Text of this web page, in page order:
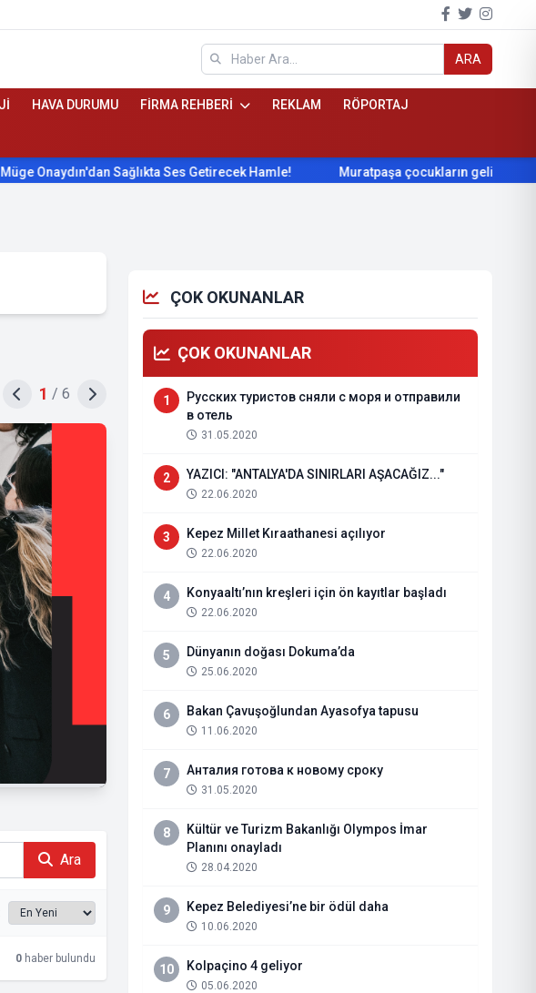
ARA
HAVA DURUMU FİRMA REHBERİ REKLAM RÖPORTAJ
Sağlıkta Ses Getirecek Hamle! Muratpaşa çocukların gelişimini
1 / 6
ARİF DEMİR KİMDİR?
Ara
0 haber bulundu
ÇOK OKUNANLAR
ÇOK OKUNANLAR
1
Русских туристов сняли с моря и отправили
в отель
31.05.2020
2 YAZICI: "ANTALYA'DA SINIRLARI AŞACAĞIZ..."
22.06.2020
3 Kepez Millet Kıraathanesi açılıyor
22.06.2020
4 Konyaaltı’nın kreşleri için ön kayıtlar başladı
22.06.2020
5 Dünyanın doğası Dokuma’da
25.06.2020
6 Bakan Çavuşoğlundan Ayasofya tapusu
11.06.2020
7 Анталия готова к новому сроку
31.05.2020
8
Kültür ve Turizm Bakanlığı Olympos İmar
Planını onayladı
28.04.2020
9 Kepez Belediyesi’ne bir ödül daha
10.06.2020
10 Kolpaçino 4 geliyor
05.06.2020